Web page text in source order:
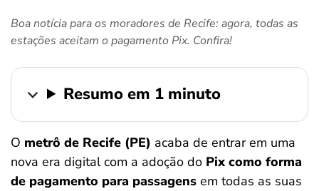
ferramentas
Boa notícia para os moradores de Recife: agora, todas as
estações aceitam o pagamento Pix. Confira!
Resumo em 1 minuto
O metrô de Recife (PE) acaba de entrar em uma
nova era digital com a adoção do Pix como forma
de pagamento para passagens em todas as suas